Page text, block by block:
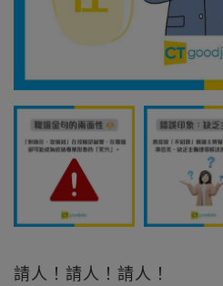
請人！請人！請人！